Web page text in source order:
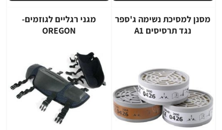
מסנן למסיכת נשימה ג'ספר
נגד תרסיסים A1
מגני רגליים לגוזמים-
OREGON